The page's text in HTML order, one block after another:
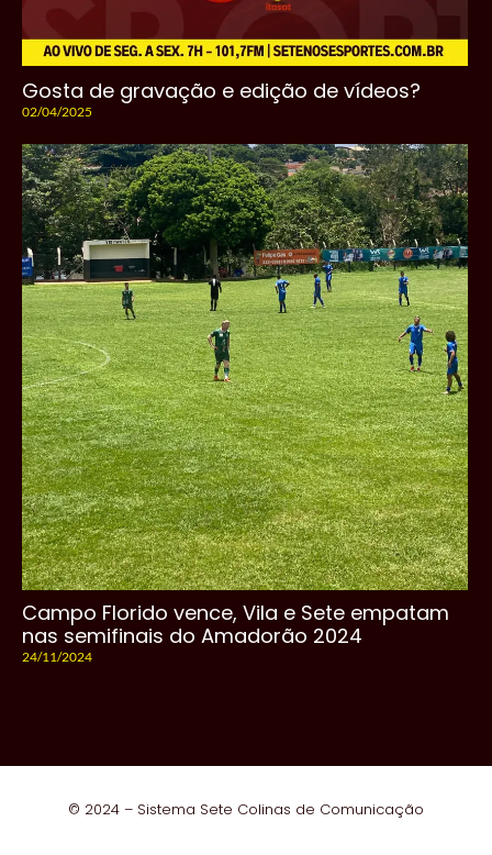
Gosta de gravação e edição de vídeos?
02/04/2025
Campo Florido vence, Vila e Sete empatam
nas semifinais do Amadorão 2024
24/11/2024
© 2024 – Sistema Sete Colinas de Comunicação